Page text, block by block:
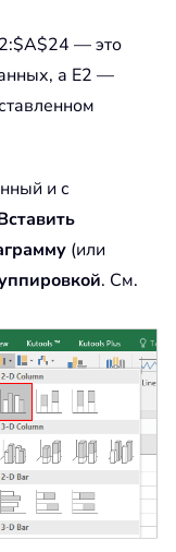
— это
а E2 —
и с
(или
. См.